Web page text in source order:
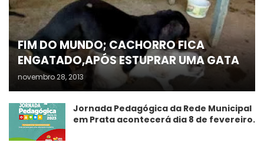
FIM DO MUNDO; CACHORRO FICA
ENGATADO,APÓS ESTUPRAR UMA GATA
novembro 28, 2013
Jornada Pedagógica da Rede Municipal
em Prata acontecerá dia 8 de fevereiro.